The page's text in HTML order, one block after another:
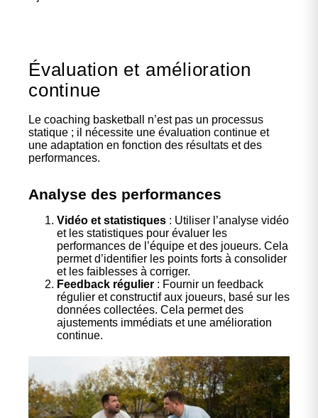
Évaluation et amélioration
continue
Le coaching basketball n’est pas un processus
statique ; il nécessite une évaluation continue et
une adaptation en fonction des résultats et des
performances.
Analyse des performances
Vidéo et statistiques : Utiliser l’analyse vidéo
et les statistiques pour évaluer les
performances de l’équipe et des joueurs. Cela
permet d’identifier les points forts à consolider
et les faiblesses à corriger.
Feedback régulier : Fournir un feedback
régulier et constructif aux joueurs, basé sur les
données collectées. Cela permet des
ajustements immédiats et une amélioration
continue.